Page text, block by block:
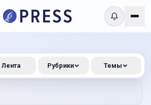
Лента Рубрики Темы